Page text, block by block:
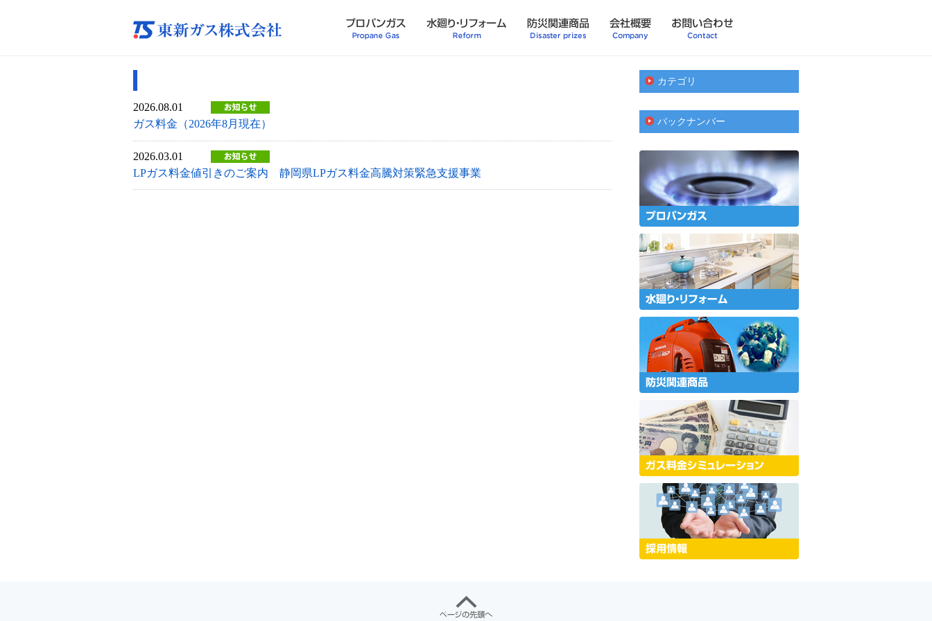
2026.08.01
ガス料金（2026年8月現在）
2026.03.01
LPガス料金値引きのご案内 静岡県LPガス料金高騰対策緊急支援事業
カテゴリ
バックナンバー